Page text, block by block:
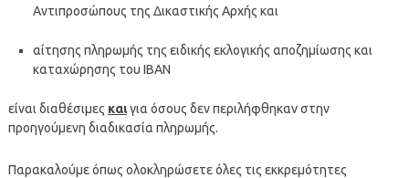
Αντιπροσώπους της Δικαστικής Αρχής και
αίτησης πληρωμής της ειδικής εκλογικής αποζημίωσης και
καταχώρησης του ΙΒΑΝ
είναι διαθέσιμες καιγια όσους δεν περιλήφθηκαν στην
προηγούμενη διαδικασία πληρωμής.
Παρακαλούμε όπως ολοκληρώσετε όλες τις εκκρεμότητες